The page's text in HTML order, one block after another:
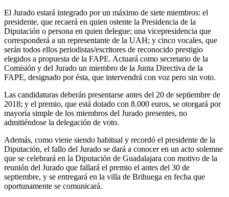
El Jurado estará integrado por un máximo de siete miembros: el
presidente, que recaerá en quien ostente la Presidencia de la
Diputación o persona en quien delegue; una vicepresidencia que
corresponderá a un representante de la UAH; y cinco vocales, que
serán todos ellos periodistas/escritores de reconocido prestigio
elegidos a propuesta de la FAPE. Actuará como secretario de la
Comisión y del Jurado un miembro de la Junta Directiva de la
FAPE, designado por ésta, que intervendrá con voz pero sin voto.
Las candidaturas deberán presentarse antes del 20 de septiembre de
2018; y el premio, que está dotado con 8.000 euros, se otorgará por
mayoría simple de los miembros del Jurado presentes, no
admitiéndose la delegación de voto.
Además, como viene siendo habitual y recordó el presidente de la
Diputación, el fallo del Jurado se dará a conocer en un acto solemne
que se celebrará en la Diputación de Guadalajara con motivo de la
reunión del Jurado que fallará el premio el antes del 30 de
septiembre, y se entregará en la villa de Brihuega en fecha que
oportunamente se comunicará.